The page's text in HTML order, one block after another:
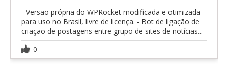
- Versão própria do WPRocket modificada e otimizada
para uso no Brasil, livre de licença. - Bot de ligação de
criação de postagens entre grupo de sites de notícias...
0